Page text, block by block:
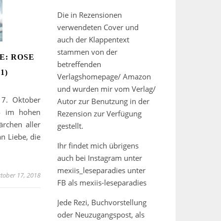
ROSE
Oktober
im hohen
aller
Liebe, die
17, 2018
Die in Rezensionen
verwendeten Cover und
auch der Klappentext
stammen von der
betreffenden
Verlagshomepage/ Amazon
und wurden mir vom Verlag/
Autor zur Benutzung in der
Rezension zur Verfügung
gestellt.
Ihr findet mich übrigens
auch bei Instagram unter
mexiis_leseparadies unter
FB als mexiis-leseparadies
Jede Rezi, Buchvorstellung
oder Neuzugangspost, als